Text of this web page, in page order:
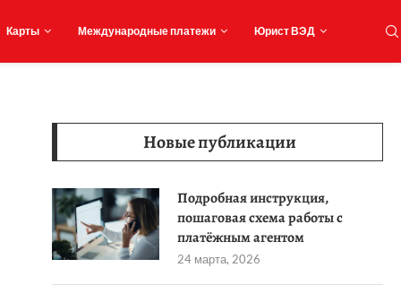
Карты Международные платежи Юрист ВЭД
Новые публикации
Подробная инструкция,
пошаговая схема работы с
платёжным агентом
24 марта, 2026